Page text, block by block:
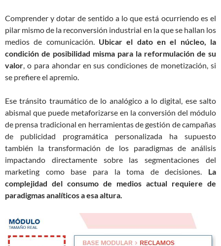
Comprender y dotar de sentido a lo que está ocurriendo es el
pilar mismo de la reconversión industrial en la que se hallan los
medios de comunicación. Ubicar el dato en el núcleo, la
condición de posibilidad misma para la reformulación de su
valor, o para ahondar en sus condiciones de monetización, si
se prefiere el apremio.
Ese tránsito traumático de lo analógico a lo digital, ese salto
abismal que puede metaforizarse en la conversión del módulo
de prensa tradicional en herramientas de gestión de campañas
de publicidad programática personalizada ha supuesto
también la transformación de los paradigmas de análisis
impactando directamente sobre las segmentaciones del
marketing como base para la toma de decisiones. La
complejidad del consumo de medios actual requiere de
paradigmas analíticos a esa altura.